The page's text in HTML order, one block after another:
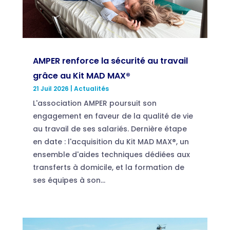
AMPER renforce la sécurité au travail
grâce au Kit MAD MAX®
21 Juil 2026 Actualités
L'association AMPER poursuit son
engagement en faveur de la qualité de vie
au travail de ses salariés. Dernière étape
en date : l'acquisition du Kit MAD MAX®, un
ensemble d'aides techniques dédiées aux
transferts à domicile, et la formation de
ses équipes à son...